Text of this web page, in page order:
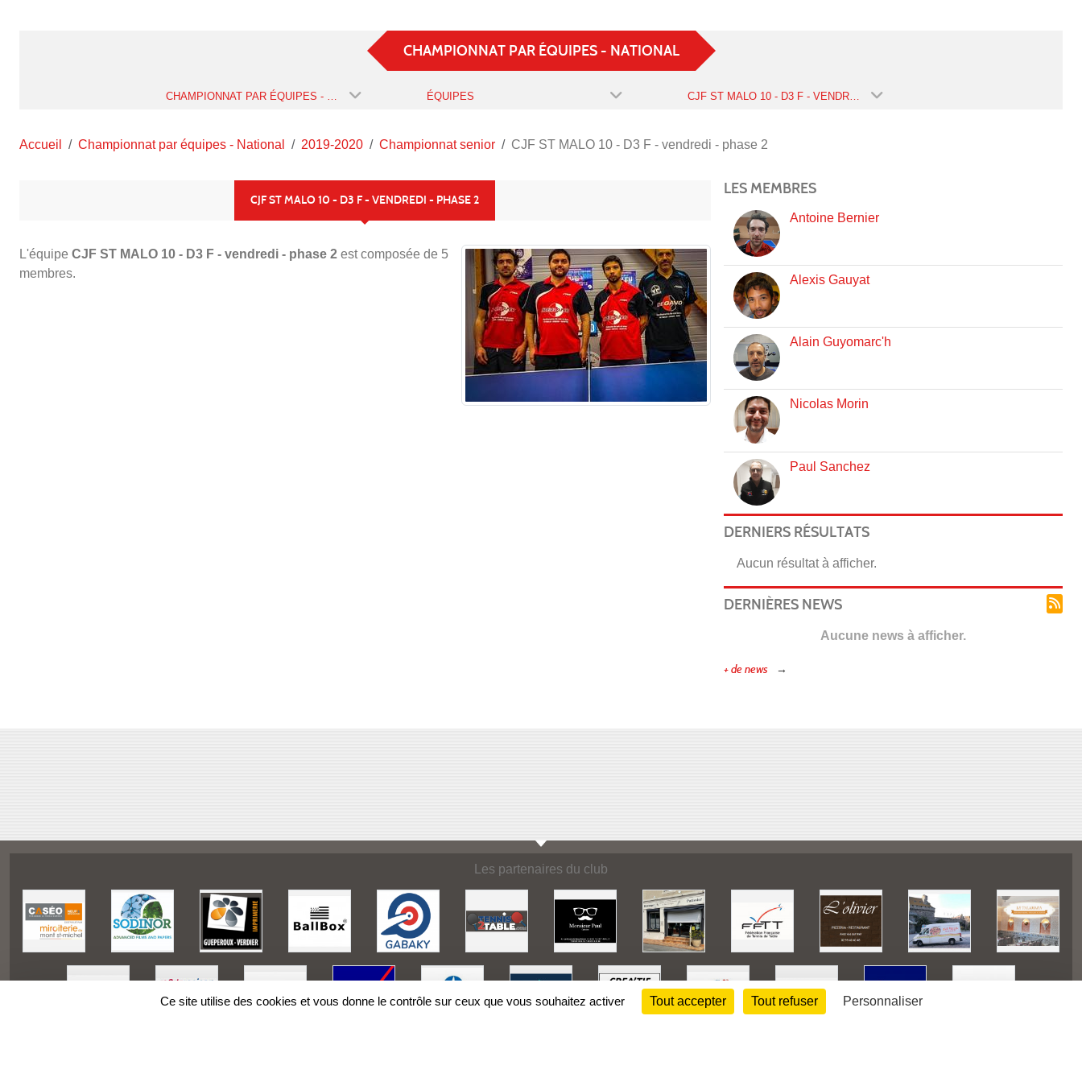
CHAMPIONNAT PAR ÉQUIPES - NATIONAL
ÉQUIPES
Accueil Championnat par équipes - National 2019-2020 Championnat senior CJF ST MALO 10 - D3 F - vendredi - phase 2
CJF ST MALO 10 - D3 F - VENDREDI - PHASE 2
L'équipe CJF ST MALO 10 - D3 F - vendredi - phase 2 est composée de 5
membres.
LES MEMBRES
Antoine Bernier
Alexis Gauyat
Alain Guyomarc'h
Nicolas Morin
Paul Sanchez
DERNIERS RÉSULTATS
Aucun résultat à afficher.
DERNIÈRES NEWS
Aucune news à afficher.
+ de news
Les partenaires du club
Ce site utilise des cookies et vous donne le contrôle sur ceux que vous souhaitez activer Tout accepter Tout refuser Personnaliser